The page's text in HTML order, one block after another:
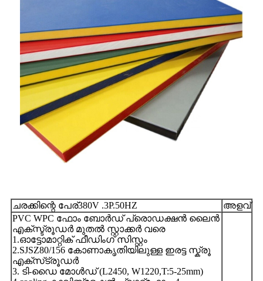
ചരക്കിന്റെ പേര്380V .3P.50HZ
അളവ്
PVC WPC ഫോം ബോർഡ് പ്രൊഡക്ഷൻ ലൈൻ
എക്സ്ട്രൂഡർ മുതൽ സ്റ്റാക്കർ വരെ
1.ഓട്ടോമാറ്റിക് ഫീഡിംഗ് സിസ്റ്റം
2.SJSZ80/156 കോണാകൃതിയിലുള്ള ഇരട്ട സ്ക്രൂ
എക്‌സ്‌ട്രൂഡർ
3. ടി-ഡൈ മോൾഡ് (L2450, W1220,T:5-25mm)